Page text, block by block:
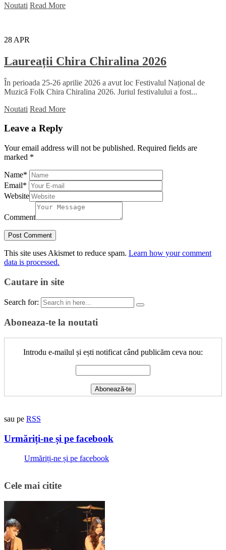
Noutati Read More
28 APR
Laureații Chira Chiralina 2026
În perioada 25-26 aprilie 2026 a avut loc Festivalul Național de
Muzică Folk Chira Chiralina 2026. Juriul festivalului a fost...
Noutati Read More
Leave a Reply
Your email address will not be published. Required fields are
marked *
Name*
Email*
Website
Comment
This site uses Akismet to reduce spam. Learn how your comment
data is processed.
Cautare in site
Search for:
Aboneaza-te la noutati
Introdu e-mailul și ești notificat când publicăm ceva nou:
sau pe RSS
Urmăriți-ne și pe facebook
Urmăriți-ne și pe facebook
Cele mai citite